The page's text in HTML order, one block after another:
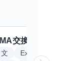
交換嗎？
Excel